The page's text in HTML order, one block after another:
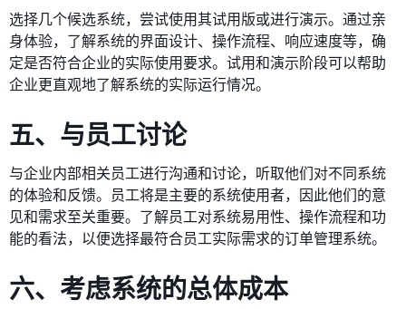
选择几个候选系统，尝试使用其试用版或进行演示。通过亲
身体验，了解系统的界面设计、操作流程、响应速度等，确
定是否符合企业的实际使用要求。试用和演示阶段可以帮助
企业更直观地了解系统的实际运行情况。
五、与员工讨论
与企业内部相关员工进行沟通和讨论，听取他们对不同系统
的体验和反馈。员工将是主要的系统使用者，因此他们的意
见和需求至关重要。了解员工对系统易用性、操作流程和功
能的看法，以便选择最符合员工实际需求的订单管理系统。
六、考虑系统的总体成本